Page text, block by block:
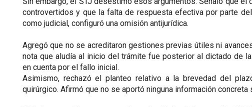
controvertidos y que la falta de respuesta efectiva por parte
como judicial, configuró una omisión antijurídica.
Agregó que no se acreditaron gestiones previas útiles ni
nota que aludía al inicio del trámite fue posterior al dictado de
en cuenta por el fallo inicial.
Asimismo, rechazó el planteo relativo a la brevedad del
quirúrgico. Afirmó que no se aportó ninguna información